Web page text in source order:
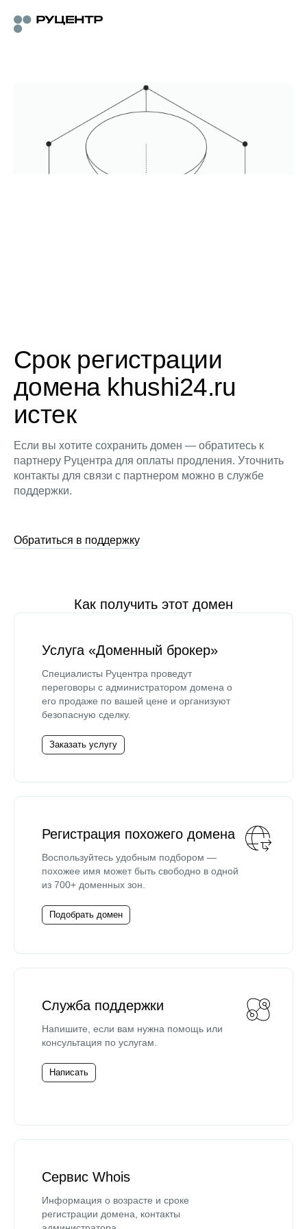
Срок регистрации
домена khushi24.ru
истек
Если вы хотите сохранить домен — обратитесь к
партнеру Руцентра для оплаты продления. Уточнить
контакты для связи с партнером можно в службе
поддержки.
Обратиться в поддержку
Как получить этот домен
Услуга «Доменный брокер»
Специалисты Руцентра проведут
переговоры с администратором домена о
его продаже по вашей цене и организуют
безопасную сделку.
Заказать услугу
Регистрация похожего домена
Воспользуйтесь удобным подбором —
похожее имя может быть свободно в одной
из 700+ доменных зон.
Подобрать домен
Служба поддержки
Напишите, если вам нужна помощь или
консультация по услугам.
Написать
Сервис Whois
Информация о возрасте и сроке
регистрации домена, контакты